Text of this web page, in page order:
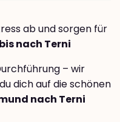
ab und sorgen für
nach Terni
– wir
dich auf die schönen
nach Terni